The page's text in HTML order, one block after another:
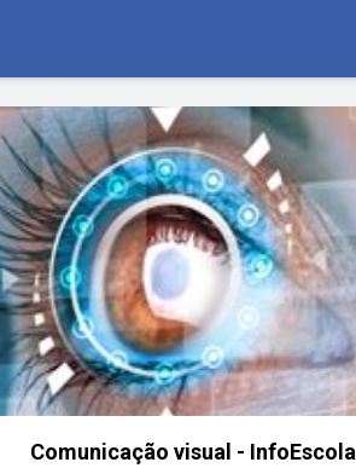
Comunicação visual - InfoEscola